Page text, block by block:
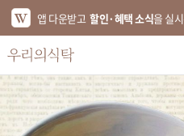
앱 다운받고 할인·혜택 소식을 실
스토
에디